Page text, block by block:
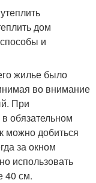
жилье было
во внимание
При
обязательном
можно добиться
за окном
использовать
40 см.